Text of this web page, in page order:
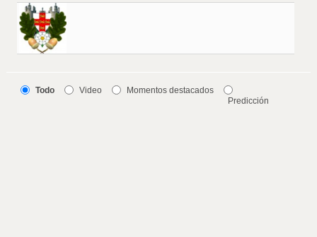
Todo Video
Momentos destacados
Predicción